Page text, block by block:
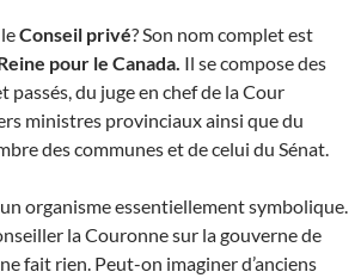
Conseil privé? Son nom complet est
pour le Canada. Il se compose des
passés, du juge en chef de la Cour
ministres provinciaux ainsi que du
des communes et de celui du Sénat.
organisme essentiellement symbolique.
la Couronne sur la gouverne de
fait rien. Peut-on imaginer d’anciens